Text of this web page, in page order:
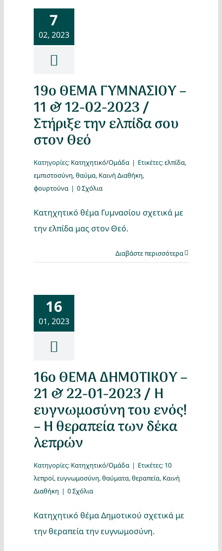
7
02, 2023
19ο ΘΕΜΑ ΓΥΜΝΑΣΙΟΥ –
11 & 12-02-2023 /
Στήριξε την ελπίδα σου
στον Θεό
Κατηγορίες: Κατηχητικό/Ομάδα | Ετικέτες:ελπίδα,
εμπιστοσύνη,θαύμα, Καινή Διαθήκη,
φουρτούνα | 0 Σχόλια
Κατηχητικό θέμα Γυμνασίου σχετικά με
την ελπίδα μας στον Θεό.
Διαβάστε περισσότερα
16
01, 2023
16ο ΘΕΜΑ ΔΗΜΟΤΙΚΟΥ –
21 & 22-01-2023 / Η
ευγνωμοσύνη του ενός!
– Η θεραπεία των δέκα
λεπρών
Κατηγορίες: Κατηχητικό/Ομάδα | Ετικέτες: 10
λεπροί,ευγνωμοσύνη,θαύματα,θεραπεία, Καινή
Διαθήκη | 0 Σχόλια
Κατηχητικό θέμα Δημοτικού σχετικά με
την θεραπεία την ευγνωμοσύνη.